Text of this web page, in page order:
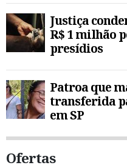
Justiça
R$ 1 milhão
presídios
Patroa que
transferida
em SP
Ofertas